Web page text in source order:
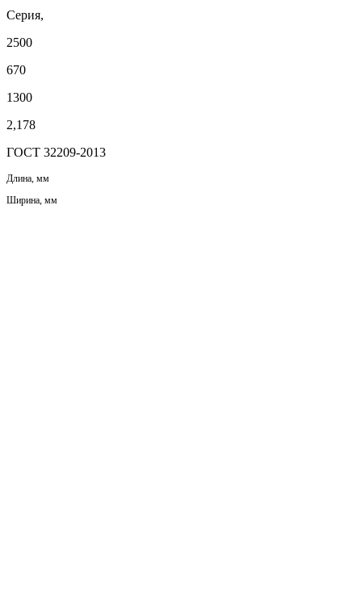
Серия,
2500
670
1300
2,178
ГОСТ 32209-2013
Длина, мм
Ширина, мм